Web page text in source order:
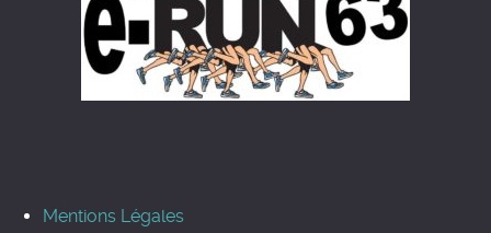
Mentions Légales